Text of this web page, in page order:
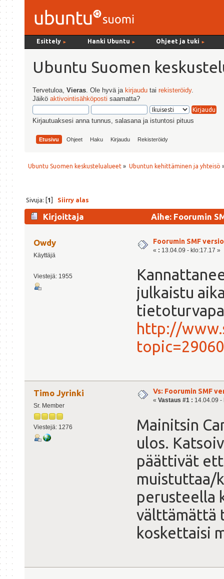
Esittely ► Hanki Ubuntu ► Ohjeet ja tuki ►
Ubuntu Suomen
Tervetuloa,Vieras . Ole hyvä ja kirjaudu tairekisteröidy.
Jäiköaktivointisähköposti saamatta?
Kirjautuaksesi anna tunnus, salasana ja istuntosi pituus
Etusivu Ohjeet Haku Kirjaudu Rekisteröidy
Ubuntu Suomen keskustelualueet » Ubuntun kehittäminen ja yhteisö
Sivuja: [1] Siirry alas
Kirjoittaja Aihe: Foorumin
Owdy
Käyttäjä
Viestejä: 1955
Foorumin SMF versio
« : 13.04.09 - klo:17.17 »
julkaistu
http://
Timo Jyrinki
Sr. Member
Viestejä: 1276
Vs: Foorumin SMF
« Vastaus #1 : 14.04.09 -
Mainitsin
ulos.
päättivät
muistuttaa/
perusteella
välttämättä
koskettaisi